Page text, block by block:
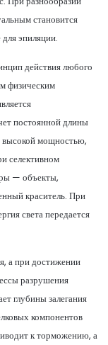
становится
эпиляции.
действия любого
физическим
постоянной длины
высокой мощностью,
селективном
— объекты,
краситель. При
света передается
а при достижении
разрушения
глубины залегания
компонентов
к торможению, а